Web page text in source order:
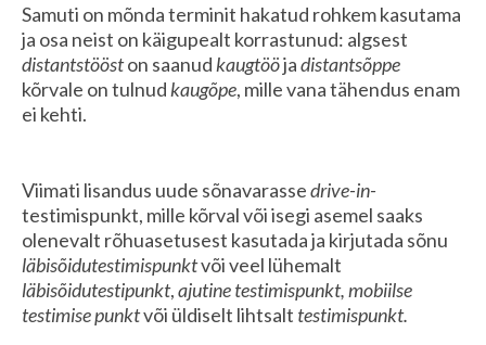
Samuti on mõnda terminit hakatud rohkem kasutama
ja osa neist on käigupealt korrastunud: algsest
distantstööston saanud kaugtööjadistantsõppe
kõrvale on tulnud kaugõpe, mille vana tähendus enam
ei kehti.
Viimati lisandus uude sõnavarassedrive-in-
testimispunkt, mille kõrval või isegi asemel saaks
olenevalt rõhuasetusest kasutada ja kirjutada sõnu
läbisõidutestimispunktvõi veel lühemalt
läbisõidutestipunkt,ajutine testimispunkt, mobiilse
testimise punktvõi üldiselt lihtsalt testimispunkt.